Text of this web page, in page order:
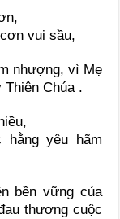
vui sầu,
nhượng, vì Mẹ
Chúa .
hằng yêu hãm
bền vững của
thương cuộc